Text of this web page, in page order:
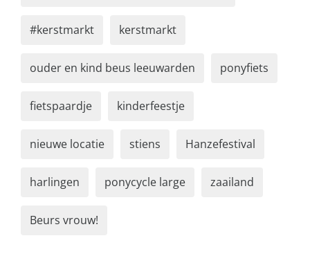
#kerstmarkt kerstmarkt
ouder en kind beus leeuwarden ponyfiets
fietspaardje kinderfeestje
nieuwe locatie stiens Hanzefestival
harlingen ponycycle large zaailand
Beurs vrouw!